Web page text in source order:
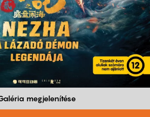
megjelenítése